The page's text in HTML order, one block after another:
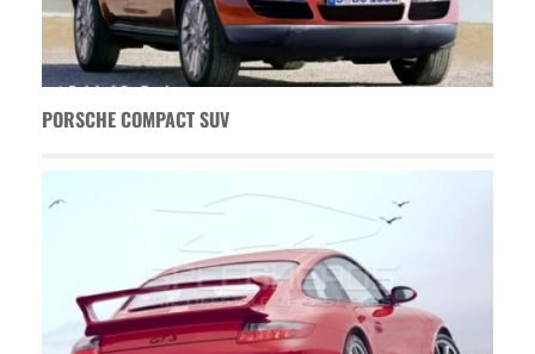
PORSCHE COMPACT SUV